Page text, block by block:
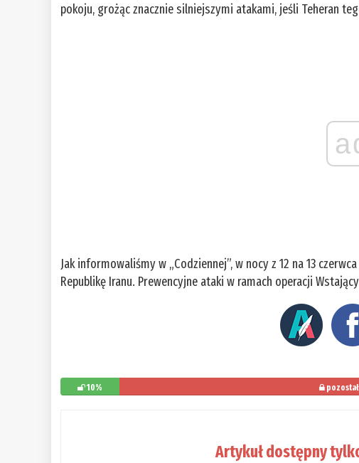
pokoju, grożąc znacznie silniejszymi atakami, jeśli Teheran
Jak informowaliśmy w „Codziennej”, w nocy z 12 na 13
Republikę Iranu. Prewencyjne ataki w ramach operacji
10%
Artykuł dostępny